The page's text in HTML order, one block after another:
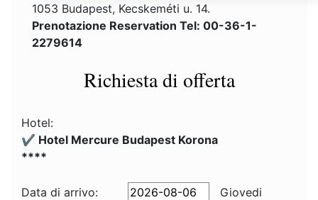
1053 Budapest, Kecskeméti u. 14.
Prenotazione Reservation Tel: 00-36-1-
2279614
Richiesta di offerta
Hotel:
✔️ Hotel Mercure Budapest Korona
****
Data di arrivo: Giovedi